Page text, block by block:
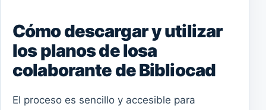
Cómo descargar y utilizar
los planos de losa
colaborante de Bibliocad
El proceso es sencillo y accesible para